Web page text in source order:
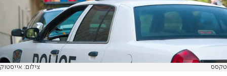
טקסס צילום: אייסטוק